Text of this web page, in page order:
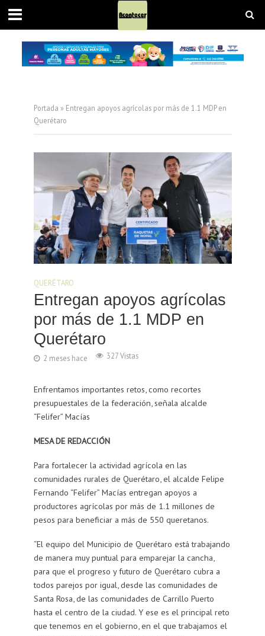
Portada » Entregan apoyos agrícolas por más de 1.1 MDP en
Querétaro
QUERÉTARO
Entregan apoyos agrícolas
por más de 1.1 MDP en
Querétaro
2 meses hace 327 Vistas
Enfrentamos importantes retos, como recortes
presupuestales de la federación, señala alcalde
“Felifer” Macías
MESA DE REDACCIÓN
Para fortalecer la actividad agrícola en las
comunidades rurales de Querétaro, el alcalde Felipe
Fernando “Felifer” Macías entregan apoyos a
productores agrícolas por más de 1.1 millones de
pesos para beneficiar a más de 550 queretanos.
“El equipo del Municipio de Querétaro está trabajando
de manera muy puntual para emparejar la cancha,
para que el progreso y futuro de Querétaro cubra a
todos parejos por igual, desde las comunidades de
Santa Rosa, de las comunidades de Carrillo Puerto
hasta el centro de la ciudad. Y ese es el principal reto
que tenemos en el gobierno, en el que trabajamos el